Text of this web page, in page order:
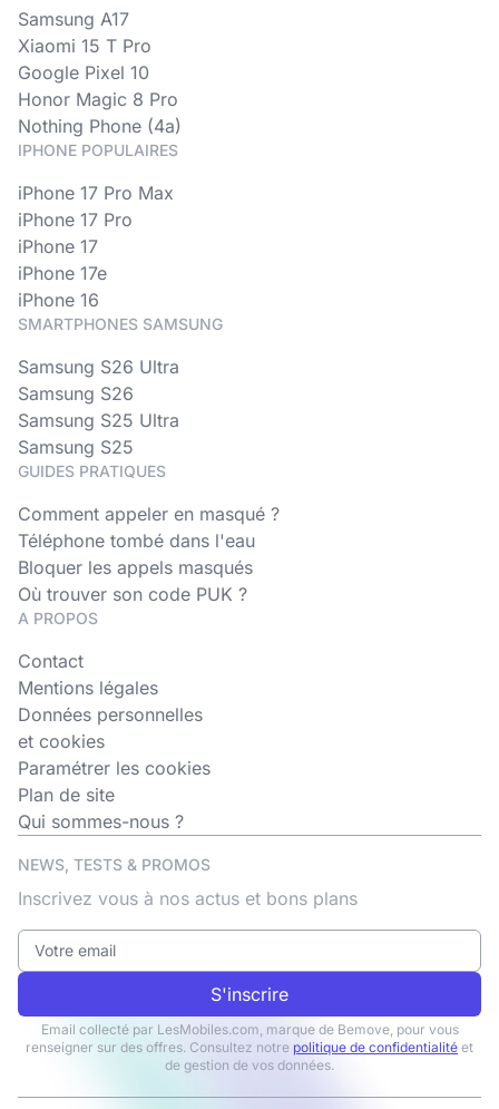
Samsung A17
Xiaomi 15 T Pro
Google Pixel 10
Honor Magic 8 Pro
Nothing Phone (4a)
IPHONE POPULAIRES
iPhone 17 Pro Max
iPhone 17 Pro
iPhone 17
iPhone 17e
iPhone 16
SMARTPHONES SAMSUNG
Samsung S26 Ultra
Samsung S26
Samsung S25 Ultra
Samsung S25
GUIDES PRATIQUES
Comment appeler en masqué ?
Téléphone tombé dans l'eau
Bloquer les appels masqués
Où trouver son code PUK ?
A PROPOS
Contact
Mentions légales
Données personnelles
et cookies
Paramétrer les cookies
Plan de site
Qui sommes-nous ?
NEWS, TESTS & PROMOS
Inscrivez vous à nos actus et bons plans
S'inscrire
Email collecté par LesMobiles.com, marque de Bemove, pour vous
renseigner sur des offres. Consultez notre politique de confidentialité et
de gestion de vos données.